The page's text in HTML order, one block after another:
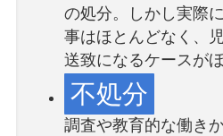
の処分。しかし実際
事はほとんどなく、
送致になるケースが
不処分
調査や教育的な働き